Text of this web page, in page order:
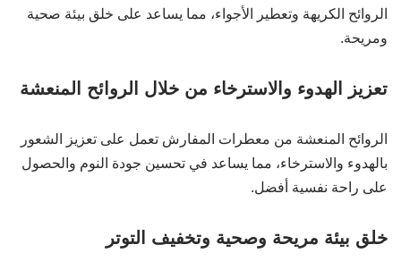
الروائح الكريهة وتعطير الأجواء، مما يساعد على خلق بيئة صحية
ومريحة.
تعزيز الهدوء والاسترخاء من خلال الروائح المنعشة
الروائح المنعشة من معطرات المفارش تعمل على تعزيز الشعور
بالهدوء والاسترخاء، مما يساعد في تحسين جودة النوم والحصول
على راحة نفسية أفضل.
خلق بيئة مريحة وصحية وتخفيف التوتر